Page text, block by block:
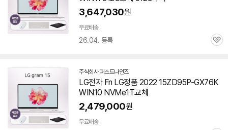
페
이
3,647,030원
무료배송
26.04. 등록
관
주식회사 퍼스트나인즈네
이
버
페
이
LG전자 Fn LG정품 2022 15ZD95P-GX76K
WIN10 NVMe1T교체
2,479,000원
무료배송